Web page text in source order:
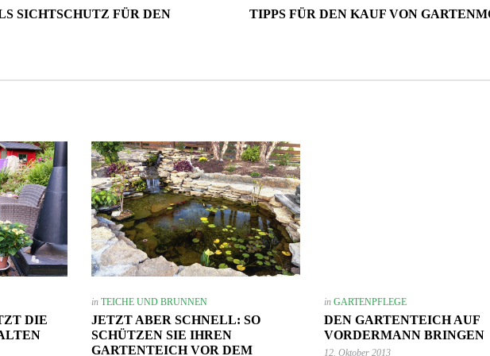
SICHTSCHUTZ FÜR DEN
TIPPS FÜR DEN KAUF VON
DIE
inTEICHE UND BRUNNEN
JETZT ABER SCHNELL: SO
SCHÜTZEN SIE IHREN
GARTENTEICH VOR DEM
in GARTENPFLEGE
DEN GARTENTEICH AUF
VORDERMANN BRINGEN
12. Oktober 2013